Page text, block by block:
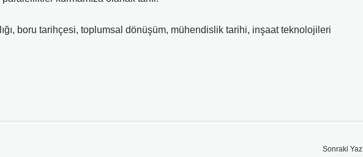
, boru tarihçesi, toplumsal dönüşüm, mühendislik tarihi, inşaat teknolojileri
Sonraki